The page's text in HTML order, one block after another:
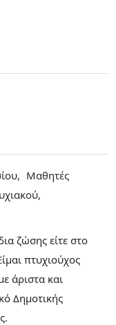
Μαθητές
ζώσης είτε στο
πτυχιούχος
άριστα και
Δημοτικής